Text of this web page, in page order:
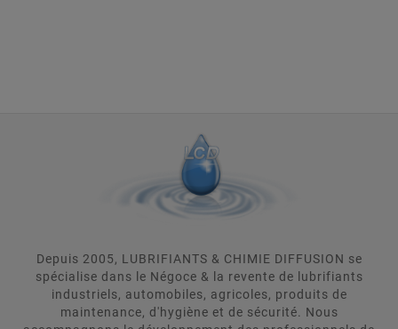
Depuis 2005, LUBRIFIANTS & CHIMIE DIFFUSION se
spécialise dans le Négoce & la revente de lubrifiants
industriels, automobiles, agricoles, produits de
maintenance, d'hygiène et de sécurité. Nous